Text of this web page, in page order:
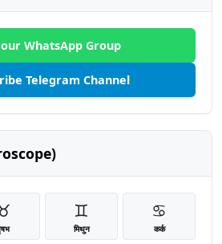
WhatsApp Group
Telegram Channel
♊
मिथुन
♋
कर्क